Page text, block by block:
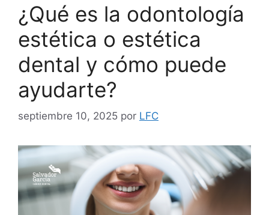
¿Qué es la odontología
estética o estética
dental y cómo puede
ayudarte?
septiembre 10, 2025 por LFC